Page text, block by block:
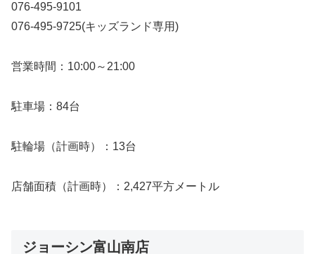
076-495-9101
076-495-9725(キッズランド専用)
営業時間：10:00～21:00
駐車場：84台
駐輪場（計画時）：13台
店舗面積（計画時）：2,427平方メートル
ジョーシン富山南店